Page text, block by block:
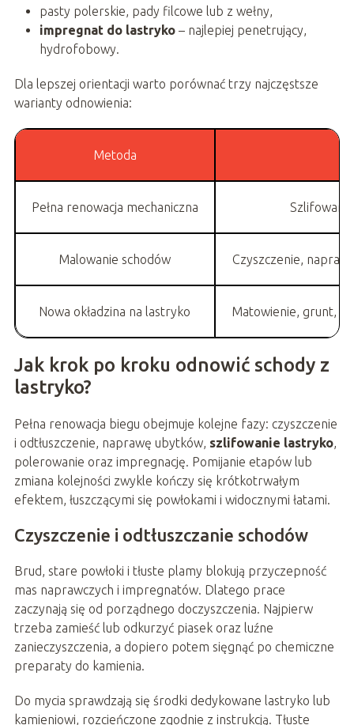
pasty polerskie, pady filcowe lub z wełny,
impregnat do lastryko– najlepiej penetrujący,
hydrofobowy.
Dla lepszej orientacji warto porównać trzy najczęstsze
warianty odnowienia:
Metoda
Pełna renowacja mechaniczna
Malowanie schodów Czyszczenie,
Nowa okładzina na lastryko Matowienie, grunt,
Jak krok po kroku odnowić schody z
lastryko?
Pełna renowacja biegu obejmuje kolejne fazy: czyszczenie
i odtłuszczenie, naprawę ubytków, szlifowanie lastryko,
polerowanie oraz impregnację. Pomijanie etapów lub
zmiana kolejności zwykle kończy się krótkotrwałym
efektem, łuszczącymi się powłokami i widocznymi łatami.
Czyszczenie i odtłuszczanie schodów
Brud, stare powłoki i tłuste plamy blokują przyczepność
mas naprawczych i impregnatów. Dlatego prace
zaczynają się od porządnego doczyszczenia. Najpierw
trzeba zamieść lub odkurzyć piasek oraz luźne
zanieczyszczenia, a dopiero potem sięgnąć po chemiczne
preparaty do kamienia.
Do mycia sprawdzają się środki dedykowane lastryko lub
kamieniowi, rozcieńczone zgodnie z instrukcją. Tłuste